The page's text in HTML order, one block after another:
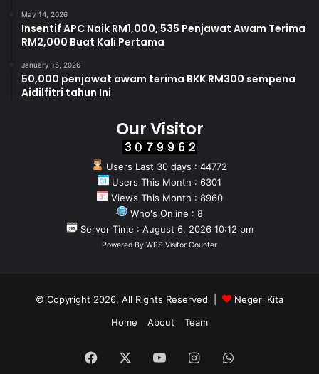
May 14, 2026
Insentif APC Naik RM1,000, 535 Penjawat Awam Terima
RM2,000 Buat Kali Pertama
January 15, 2026
50,000 penjawat awam terima BKK RM300 sempena
Aidilfitri tahun Ini
Our Visitor
Users Last 30 days : 44772
Users This Month : 6301
Views This Month : 8960
Who's Online : 8
Server Time : August 6, 2026 10:12 pm
Powered By WPS Visitor Counter
© Copyright 2026, All Rights Reserved |
Negeri Kita
Home
About Team
Facebook YouTubeInstagramWhatsApp